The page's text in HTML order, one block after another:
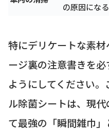
の原因にな
特にデリケートな素
ージ裏の注意書きを
ようにしてください
ル除菌シートは、現
て最強の「瞬間雑巾